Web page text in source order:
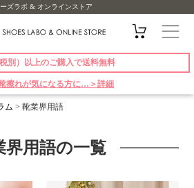
ズラボ & オンラインストア
別）以上のご購入で送料無料
擦れが気になる方に…＞詳細
ム > 靴業界用語
界用語の一覧